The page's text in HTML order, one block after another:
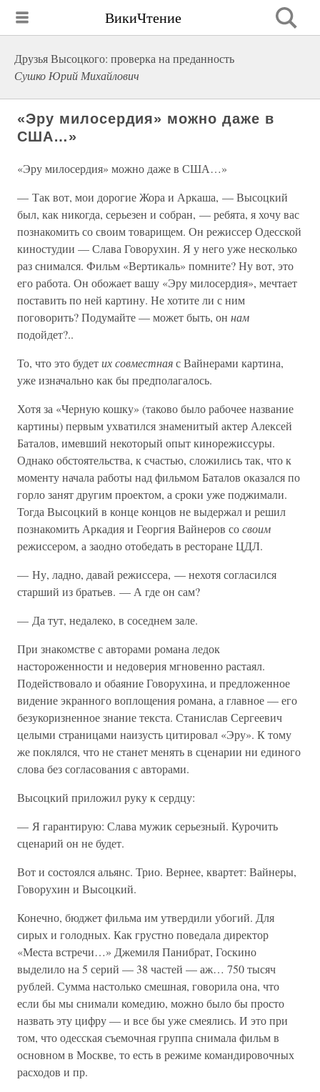
ВикиЧтение
Друзья Высоцкого: проверка на преданность
Сушко Юрий Михайлович
«Эру милосердия» можно даже в
США…»
«Эру милосердия» можно даже в США…»
— Так вот, мои дорогие Жора и Аркаша, — Высоцкий
был, как никогда, серьезен и собран, — ребята, я хочу вас
познакомить со своим товарищем. Он режиссер Одесской
киностудии — Слава Говорухин. Я у него уже несколько
раз снимался. Фильм «Вертикаль» помните? Ну вот, это
его работа. Он обожает вашу «Эру милосердия», мечтает
поставить по ней картину. Не хотите ли с ним
поговорить? Подумайте — может быть, он нам
подойдет?..
То, что это будетих совместнаяс Вайнерами картина,
уже изначально как бы предполагалось.
Хотя за «Черную кошку» (таково было рабочее название
картины) первым ухватился знаменитый актер Алексей
Баталов, имевший некоторый опыт кинорежиссуры.
Однако обстоятельства, к счастью, сложились так, что к
моменту начала работы над фильмом Баталов оказался по
горло занят другим проектом, а сроки уже поджимали.
Тогда Высоцкий в конце концов не выдержал и решил
познакомить Аркадия и Георгия Вайнеров сосвоим
режиссером, а заодно отобедать в ресторане ЦДЛ.
— Ну, ладно, давай режиссера, — нехотя согласился
старший из братьев. — А где он сам?
— Да тут, недалеко, в соседнем зале.
При знакомстве с авторами романа ледок
настороженности и недоверия мгновенно растаял.
Подействовало и обаяние Говорухина, и предложенное
видение экранного воплощения романа, а главное — его
безукоризненное знание текста. Станислав Сергеевич
целыми страницами наизусть цитировал «Эру». К тому
же поклялся, что не станет менять в сценарии ни единого
слова без согласования с авторами.
Высоцкий приложил руку к сердцу:
— Я гарантирую: Слава мужик серьезный. Курочить
сценарий он не будет.
Вот и состоялся альянс. Трио. Вернее, квартет: Вайнеры,
Говорухин и Высоцкий.
Конечно, бюджет фильма им утвердили убогий. Для
сирых и голодных. Как грустно поведала директор
«Места встречи…» Джемиля Панибрат, Госкино
выделило на 5 серий — 38 частей — аж… 750 тысяч
рублей. Сумма настолько смешная, говорила она, что
если бы мы снимали комедию, можно было бы просто
назвать эту цифру — и все бы уже смеялись. И это при
том, что одесская съемочная группа снимала фильм в
основном в Москве, то есть в режиме командировочных
расходов и пр.